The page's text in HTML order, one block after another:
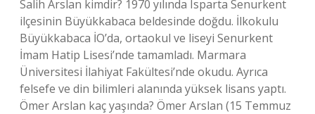
Salih Arslan kimdir? 1970 yılında Isparta Senurkent
ilçesinin Büyükkabaca beldesinde doğdu. İlkokulu
Büyükkabaca İO’da, ortaokul ve liseyi Senurkent
İmam Hatip Lisesi’nde tamamladı. Marmara
Üniversitesi İlahiyat Fakültesi’nde okudu. Ayrıca
felsefe ve din bilimleri alanında yüksek lisans yaptı.
Ömer Arslan kaç yaşında? Ömer Arslan (15 Temmuz